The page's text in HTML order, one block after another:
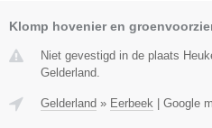
Klomp hovenier en
Niet gevestigd in de plaats
Gelderland.
Gelderland » Eerbeek Google